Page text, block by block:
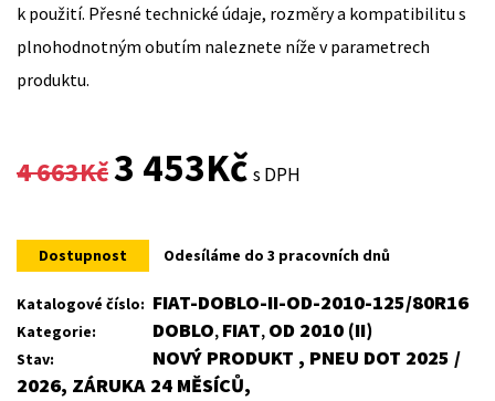
k použití. Přesné technické údaje, rozměry a kompatibilitu s
plnohodnotným obutím naleznete níže v parametrech
produktu.
4 663Kč
Original
was:
4
663Kč.
3 453KčCurrent
is:
3
453Kč.
s DPH
Dostupnost Odesíláme do 3 pracovních dnů
Katalogové číslo: FIAT-DOBLO-II-OD-2010-125/80R16
Kategorie: DOBLO, FIAT, OD 2010 (II)
Stav:
NOVÝ PRODUKT , PNEU DOT 2025 /
2026, ZÁRUKA 24 MĚSÍCŮ,